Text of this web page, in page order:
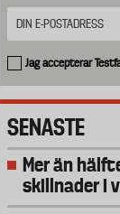
Jag accepterar
SENASTE
Mer än
skillnader i